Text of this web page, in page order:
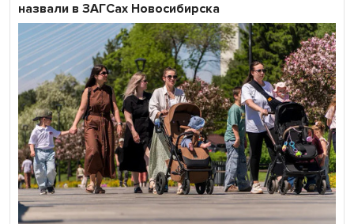
назвали в ЗАГСах Новосибирска